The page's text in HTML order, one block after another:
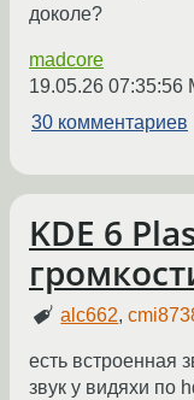
доколе?
madcore
19.05.26 07:35:56
30 комментариев
KDE 6
alc662,
есть встроенная
звук у видяхи по